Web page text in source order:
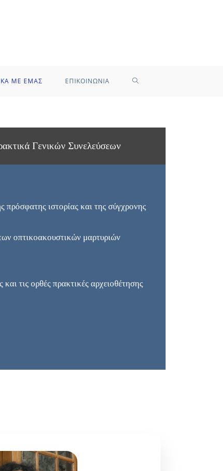
ΜΕ ΕΜΑΣ ΕΠΙΚΟΙΝΩΝΙΑ
Γενικών Συνελεύσεων
πρόσφατης ιστορίας και της σύγχρονης
οπτικοακουστικών μαρτυριών
τις ορθές πρακτικές αρχειοθέτησης